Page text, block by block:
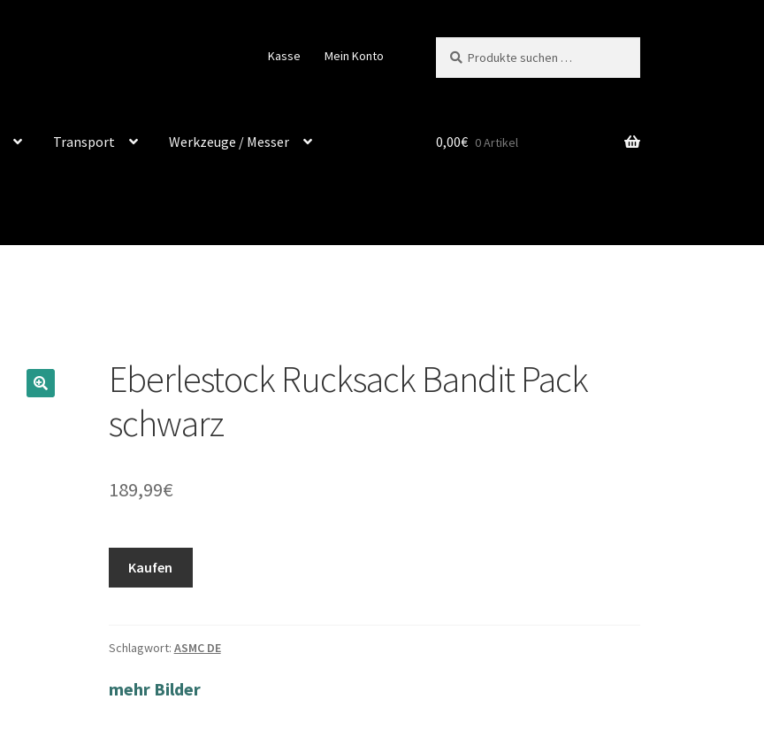
Kasse Mein Konto
nach:
Transport Werkzeuge / Messer 0,00€ 0 Artikel
Eberlestock Rucksack Bandit Pack
schwarz
189,99€
Kaufen
Schlagwort: ASMC DE
mehr Bilder